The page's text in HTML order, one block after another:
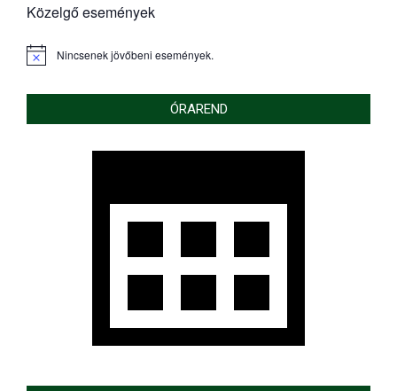
Közelgő események
Notice Nincsenek jövőbeni események.
ÓRAREND